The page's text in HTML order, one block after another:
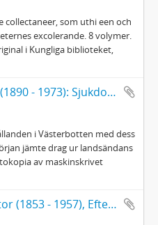
collectaneer, som uthi een och
excolerande. 8 volymer.
i Kungliga biblioteket,
Ekvall, Sven, överläkare (1890 - 1973): Sjukdoms- och sjukvårdsförhållanden i Västerbotten...
i Västerbotten med dess
jämte drag ur landsändans
av maskinskrivet
Qvigstad, Just Knut, rektor (1853 - 1957), Efterlatte papier